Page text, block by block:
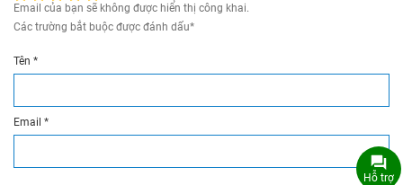
Email của bạn sẽ không được hiển thị công khai.
Các trường bắt buộc được đánh dấu*
Tên *
Email *
Hỗ trợ